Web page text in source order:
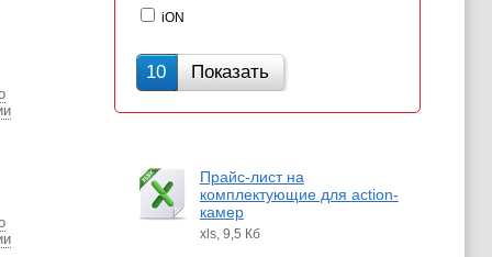
iON
10 Показать
Прайс-лист на
комплектующие для action-
камер
xls, 9,5 Кб